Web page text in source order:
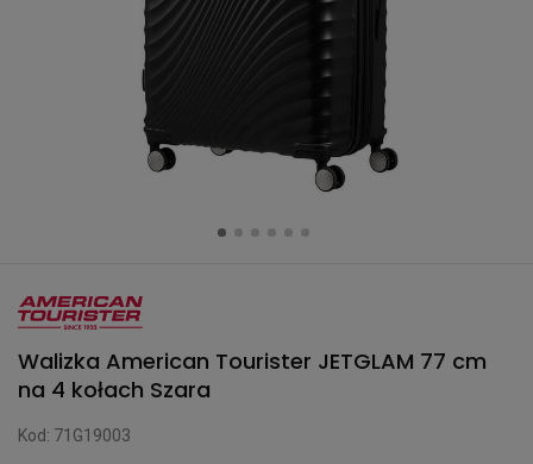
Walizka American Tourister JETGLAM 77 cm
na 4 kołach Szara
Kod: 71G19003